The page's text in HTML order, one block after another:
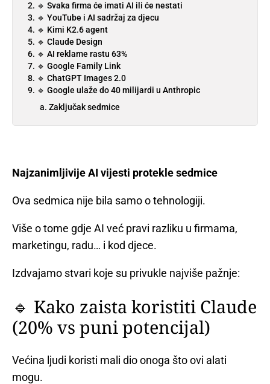
🔹 Svaka firma će imati AI ili će nestati
🔹 YouTube i AI sadržaj za djecu
🔹 Kimi K2.6 agent
🔹 Claude Design
🔹 AI reklame rastu 63%
🔹 Google Family Link
🔹 ChatGPT Images 2.0
🔹 Google ulaže do 40 milijardi u Anthropic
Zaključak sedmice
Najzanimljivije AI vijesti protekle sedmice
Ova sedmica nije bila samo o tehnologiji.
Više o tome gdje AI već pravi razliku u firmama,
marketingu, radu… i kod djece.
Izdvajamo stvari koje su privukle najviše pažnje:
🔹 Kako zaista koristiti Claude
(20% vs puni potencijal)
Većina ljudi koristi mali dio onoga što ovi alati
mogu.